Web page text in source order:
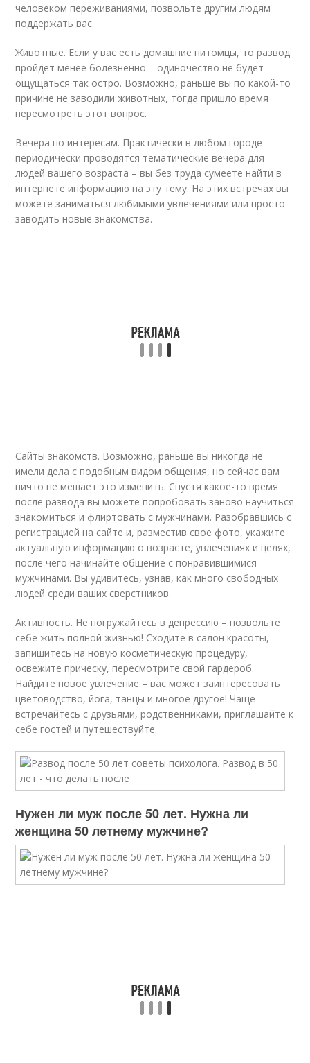
человеком переживаниями, позвольте другим людям
поддержать вас.
Животные. Если у вас есть домашние питомцы, то развод
пройдет менее болезненно – одиночество не будет
ощущаться так остро. Возможно, раньше вы по какой-то
причине не заводили животных, тогда пришло время
пересмотреть этот вопрос.
Вечера по интересам. Практически в любом городе
периодически проводятся тематические вечера для
людей вашего возраста – вы без труда сумеете найти в
интернете информацию на эту тему. На этих встречах вы
можете заниматься любимыми увлечениями или просто
заводить новые знакомства.
Сайты знакомств. Возможно, раньше вы никогда не
имели дела с подобным видом общения, но сейчас вам
ничто не мешает это изменить. Спустя какое-то время
после развода вы можете попробовать заново научиться
знакомиться и флиртовать с мужчинами. Разобравшись с
регистрацией на сайте и, разместив свое фото, укажите
актуальную информацию о возрасте, увлечениях и целях,
после чего начинайте общение с понравившимися
мужчинами. Вы удивитесь, узнав, как много свободных
людей среди ваших сверстников.
Активность. Не погружайтесь в депрессию – позвольте
себе жить полной жизнью! Сходите в салон красоты,
запишитесь на новую косметическую процедуру,
освежите прическу, пересмотрите свой гардероб.
Найдите новое увлечение – вас может заинтересовать
цветоводство, йога, танцы и многое другое! Чаще
встречайтесь с друзьями, родственниками, приглашайте к
себе гостей и путешествуйте.
Нужен ли муж после 50 лет. Нужна ли
женщина 50 летнему мужчине?